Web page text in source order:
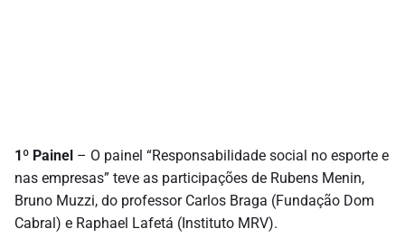
1º Painel – O painel “Responsabilidade social no esporte e
nas empresas” teve as participações de Rubens Menin,
Bruno Muzzi, do professor Carlos Braga (Fundação Dom
Cabral) e Raphael Lafetá (Instituto MRV).